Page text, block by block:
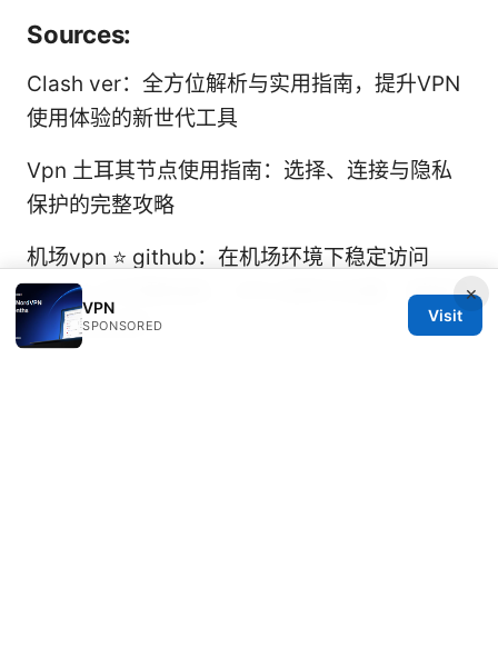
Sources:
Clash ver：全方位解析与实用指南，提升VPN
使用体验的新世代工具
Vpn 土耳其节点使用指南：选择、连接与隐私
保护的完整攻略
机场vpn ⭐ github：在机场环境下稳定访问
GitHub 的完整指南、VPN 选择与设置、速度优
化与隐私保护
×
VPN
SPONSORED
Visit